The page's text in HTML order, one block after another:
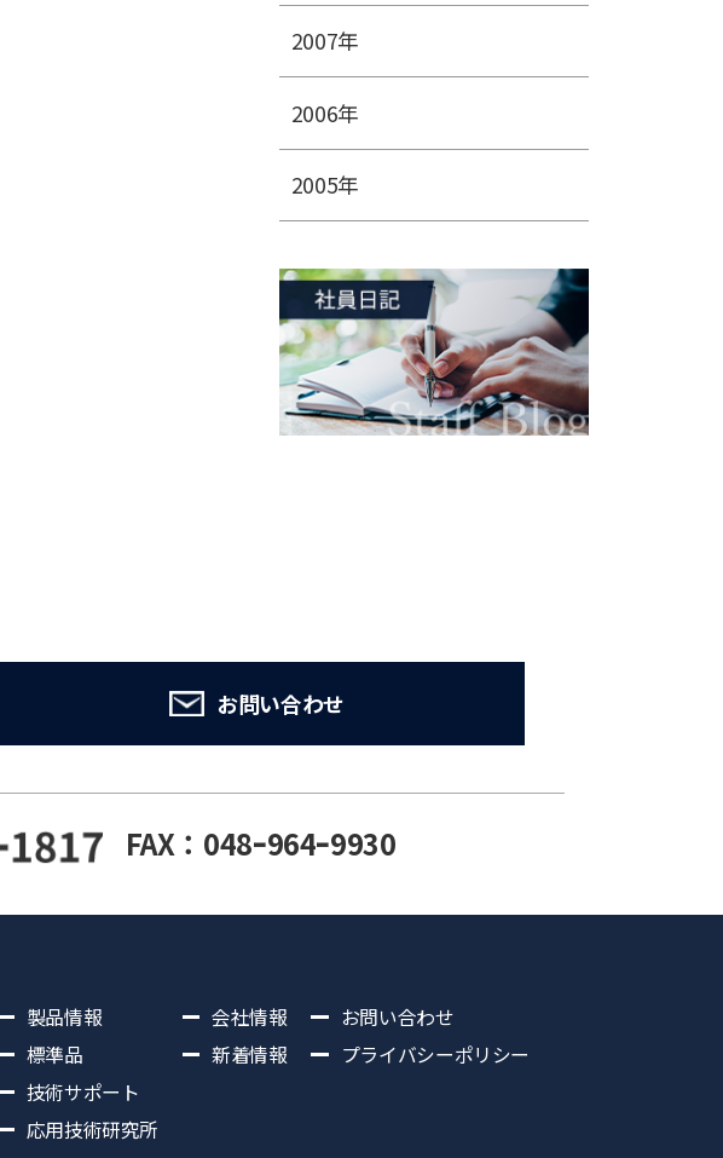
2007年
2006年
2005年
お問い合わせ
FAX：048ｰ964ｰ9930
製品情報
標準品
技術サポート
応用技術研究所
会社情報
新着情報
お問い合わせ
プライバシーポリシー